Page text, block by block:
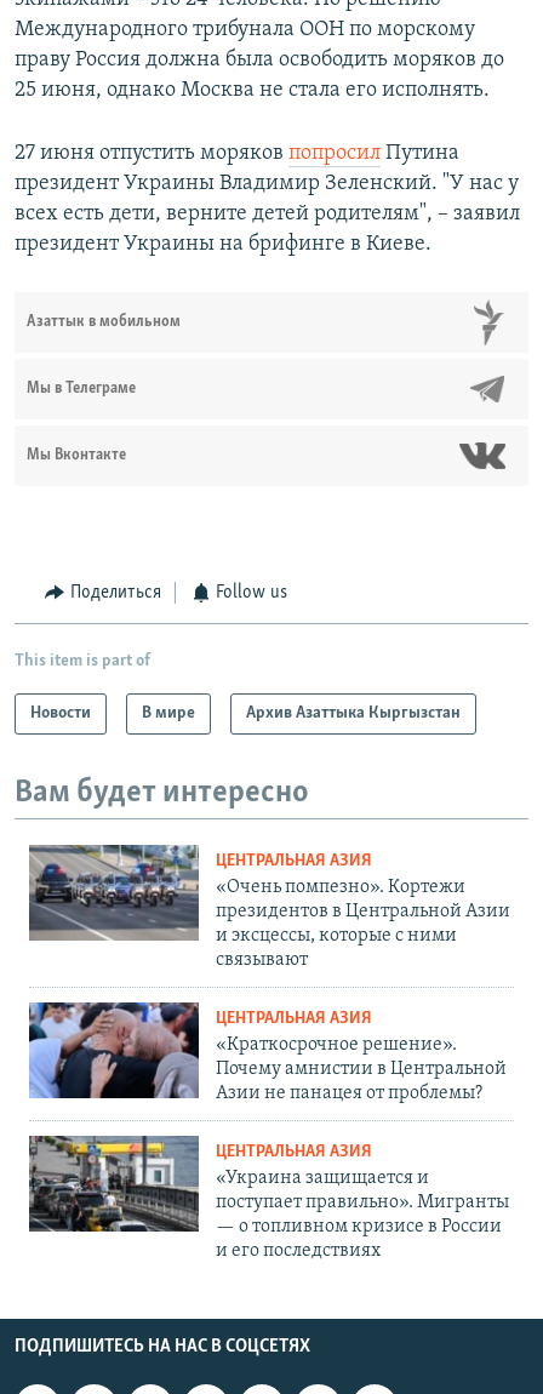
Международного трибунала ООН по морскому
праву Россия должна была освободить моряков до
25 июня, однако Москва не стала его исполнять.
27 июня отпустить моряков попросил Путина
президент Украины Владимир Зеленский. "У нас у
всех есть дети, верните детей родителям", – заявил
президент Украины на брифинге в Киеве.
Азаттык в мобильном
Мы в Телеграме
Мы Вконтакте
Поделиться Follow us
This item is part of
Новости В мире Архив Азаттыка Кыргызстан
Вам будет интересно
ЦЕНТРАЛЬНАЯ АЗИЯ
«Очень помпезно». Кортежи
президентов в Центральной Азии
и эксцессы, которые с ними
связывают
ЦЕНТРАЛЬНАЯ АЗИЯ
«Краткосрочное решение».
Почему амнистии в Центральной
Азии не панацея от проблемы?
ЦЕНТРАЛЬНАЯ АЗИЯ
«Украина защищается и
поступает правильно». Мигранты
— о топливном кризисе в России
и его последствиях
ПОДПИШИТЕСЬ НА НАС В СОЦСЕТЯХ